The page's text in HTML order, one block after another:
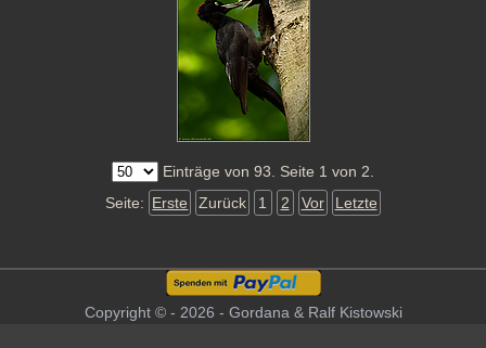
Einträge von 93. Seite 1 von 2.
Seite: Erste Zurück 1 2 Vor Letzte
Copyright © - 2026 - Gordana & Ralf Kistowski